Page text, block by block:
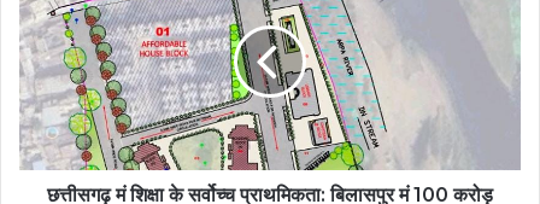
छत्तीसगढ़ मं शिक्षा के सर्वोच्च प्राथमिकता: बिलासपुर मं 100 करोड़